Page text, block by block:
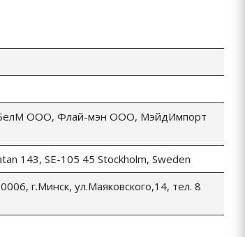
ООО, Флай-мэн ООО, МэйдИмпорт
143, SE-105 45 Stockholm, Sweden
г.Минск, ул.Маяковского,14, тел. 8